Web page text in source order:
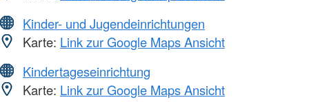
Kinder- und Jugendeinrichtungen
Karte: Link zur Google Maps Ansicht
Kindertageseinrichtung
Karte: Link zur Google Maps Ansicht